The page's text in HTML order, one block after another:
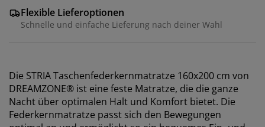
Flexible Lieferoptionen
Schnelle und einfache Lieferung nach deiner Wahl
Die STRIA Taschenfederkernmatratze 160x200 cm von
DREAMZONE® ist eine feste Matratze, die die ganze
Nacht über optimalen Halt und Komfort bietet. Die
Federkernmatratze passt sich den Bewegungen